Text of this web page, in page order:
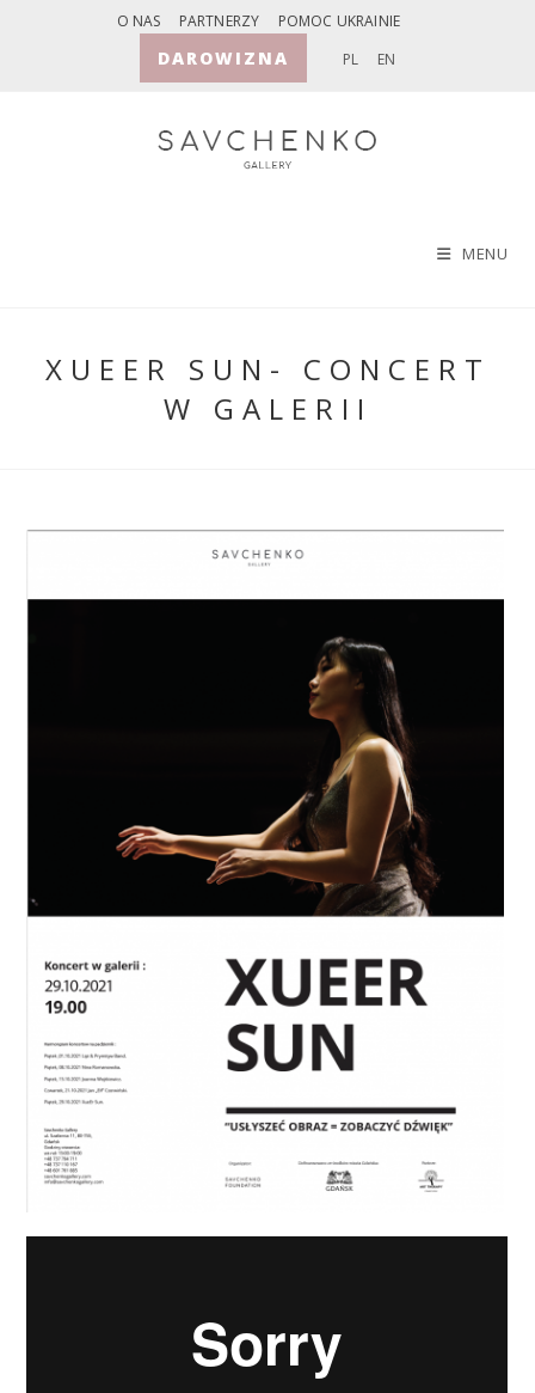
O NAS PARTNERZY POMOC UKRAINIE
DAROWIZNA PL EN
MENU
XUEER SUN- CONCERT
W GALERII